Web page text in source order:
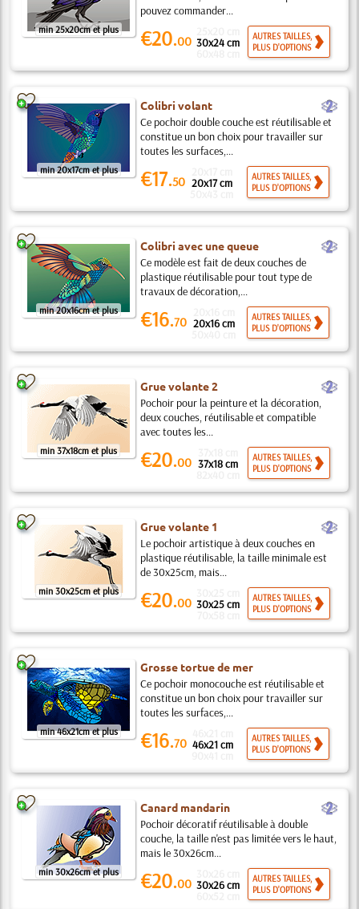
min 25x20cm et plus
pouvez commander...
€20.00 30x24 cm
AUTRES TAILLES,
PLUS D'OPTIONS
min 20x17cm et plus
Colibri volant b
Ce pochoir double couche est réutilisable et
constitue un bon choix pour travailler sur
toutes les surfaces,...
€17.50 20x17 cm
AUTRES TAILLES,
PLUS D'OPTIONS
min 20x16cm et plus
Colibri avec une queue b
Ce modèle est fait de deux couches de
plastique réutilisable pour tout type de
travaux de décoration,...
€16.70 20x16 cm
AUTRES TAILLES,
PLUS D'OPTIONS
min 37x18cm et plus
Grue volante 2 b
Pochoir pour la peinture et la décoration,
deux couches, réutilisable et compatible
avec toutes les...
€20.00 37x18 cm
AUTRES TAILLES,
PLUS D'OPTIONS
min 30x25cm et plus
Grue volante 1 b
Le pochoir artistique à deux couches en
plastique réutilisable, la taille minimale est
de 30x25cm, mais...
€20.00 30x25 cm
AUTRES TAILLES,
PLUS D'OPTIONS
min 46x21cm et plus
Grosse tortue de mer
Ce pochoir monocouche est réutilisable et
constitue un bon choix pour travailler sur
toutes les surfaces,...
€16.70 46x21 cm
AUTRES TAILLES,
PLUS D'OPTIONS
min 30x26cm et plus
Canard mandarin b
Pochoir décoratif réutilisable à double
couche, la taille n'est pas limitée vers le haut,
mais le 30x26cm...
€20.00 30x26 cm
AUTRES TAILLES,
PLUS D'OPTIONS